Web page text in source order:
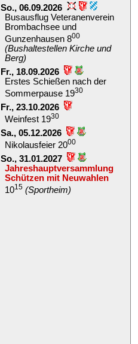
So., 06.09.2026
Busausflug Veteranenverein
Brombachsee und
Gunzenhausen 800
(Bushaltestellen Kirche und
Berg)
Fr., 18.09.2026
Erstes Schießen nach der
Sommerpause 1930
Fr., 23.10.2026
Weinfest 1930
Sa., 05.12.2026
Nikolausfeier 2000
So., 31.01.2027
Jahreshauptversammlung
Schützen mit Neuwahlen
1015 (Sportheim)